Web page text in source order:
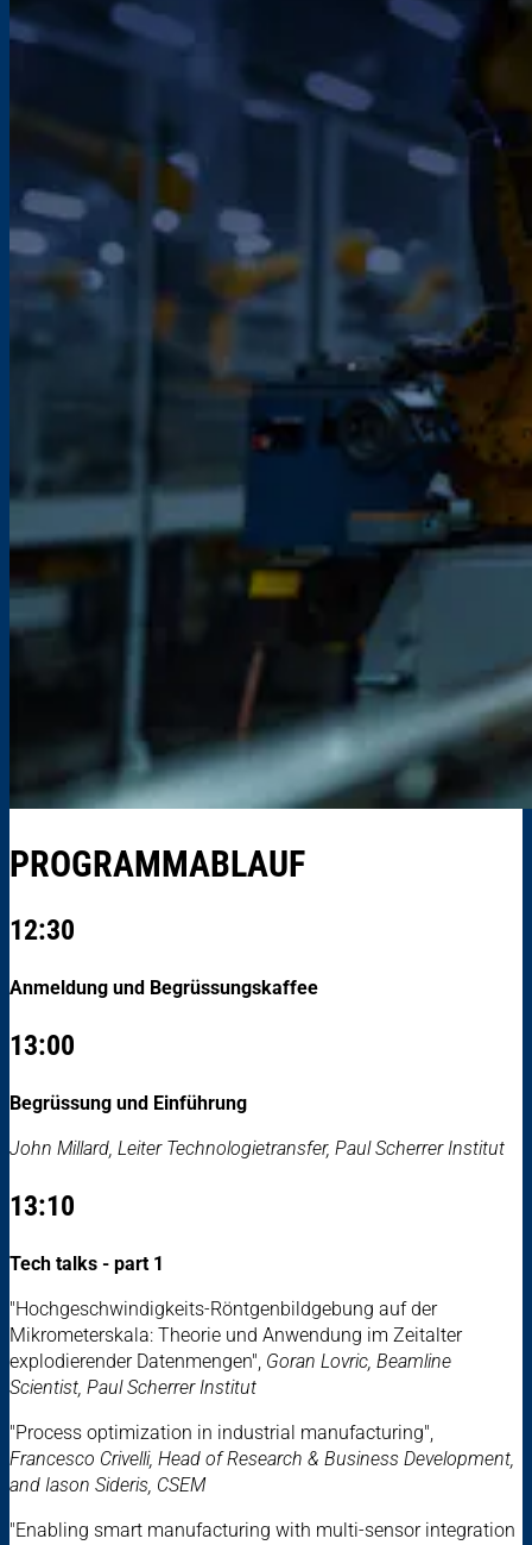
PROGRAMMABLAUF
12:30
Anmeldung und Begrüssungskaffee
13:00
Begrüssung und Einführung
John Millard, Leiter Technologietransfer, Paul Scherrer Institut
13:10
Tech talks - part 1
"Hochgeschwindigkeits-Röntgenbildgebung auf der
Mikrometerskala: Theorie und Anwendung im Zeitalter
explodierender Datenmengen", Goran Lovric, Beamline
Scientist, Paul Scherrer Institut
"Process optimization in industrial manufacturing",
Francesco Crivelli, Head of Research & Business Development,
and Iason Sideris, CSEM
"Enabling smart manufacturing with multi-sensor integration